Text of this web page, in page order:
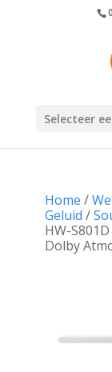
Selecteer
Home /
Geluid /
HW-
Dolby